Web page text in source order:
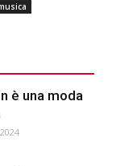
è una moda